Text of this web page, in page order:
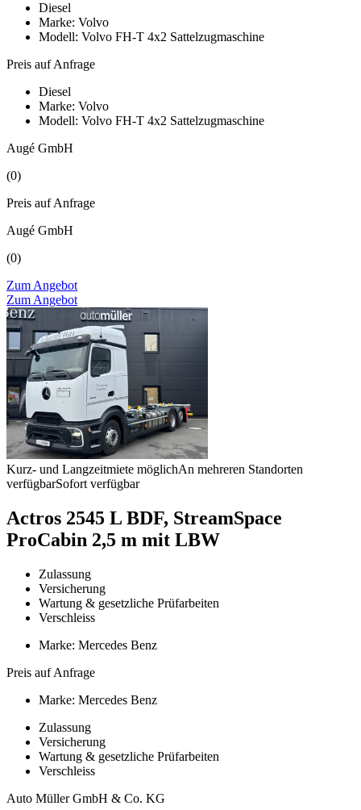
Diesel
Marke: Volvo
Modell: Volvo FH-T 4x2 Sattelzugmaschine
Preis auf Anfrage
Diesel
Marke: Volvo
Modell: Volvo FH-T 4x2 Sattelzugmaschine
Augé GmbH
(0)
Preis auf Anfrage
Augé GmbH
(0)
Zum Angebot
Zum Angebot
Kurz- und Langzeitmiete möglichAn mehreren Standorten
verfügbarSofort verfügbar
Actros 2545 L BDF, StreamSpace
ProCabin 2,5 m mit LBW
Zulassung
Versicherung
Wartung & gesetzliche Prüfarbeiten
Verschleiss
Marke: Mercedes Benz
Preis auf Anfrage
Marke: Mercedes Benz
Zulassung
Versicherung
Wartung & gesetzliche Prüfarbeiten
Verschleiss
Auto Müller GmbH & Co. KG